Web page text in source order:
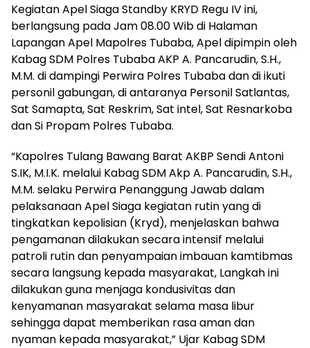
Kegiatan Apel Siaga Standby KRYD Regu IV ini,
berlangsung pada Jam 08.00 Wib di Halaman
Lapangan Apel Mapolres Tubaba, Apel dipimpin oleh
Kabag SDM Polres Tubaba AKP A. Pancarudin, S.H.,
M.M. di dampingi Perwira Polres Tubaba dan di ikuti
personil gabungan, di antaranya Personil Satlantas,
Sat Samapta, Sat Reskrim, Sat intel, Sat Resnarkoba
dan Si Propam Polres Tubaba.
“Kapolres Tulang Bawang Barat AKBP Sendi Antoni
S.IK, M.I.K. melalui Kabag SDM Akp A. Pancarudin, S.H.,
M.M. selaku Perwira Penanggung Jawab dalam
pelaksanaan Apel Siaga kegiatan rutin yang di
tingkatkan kepolisian (Kryd), menjelaskan bahwa
pengamanan dilakukan secara intensif melalui
patroli rutin dan penyampaian imbauan kamtibmas
secara langsung kepada masyarakat, Langkah ini
dilakukan guna menjaga kondusivitas dan
kenyamanan masyarakat selama masa libur
sehingga dapat memberikan rasa aman dan
nyaman kepada masyarakat,” Ujar Kabag SDM